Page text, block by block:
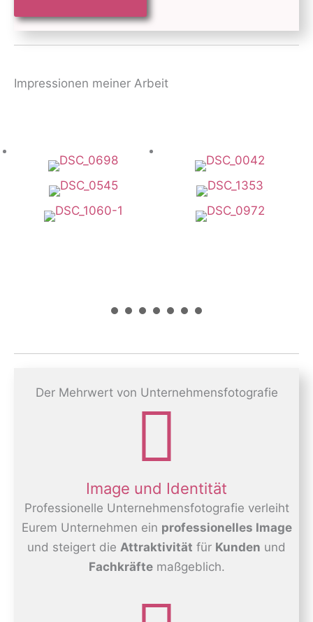
Impressionen meiner Arbeit
Der Mehrwert von Unternehmensfotografie
Image und Identität
Professionelle Unternehmensfotografie verleiht
Eurem Unternehmen ein professionelles Image
und steigert die Attraktivität für Kunden und
Fachkräftemaßgeblich.